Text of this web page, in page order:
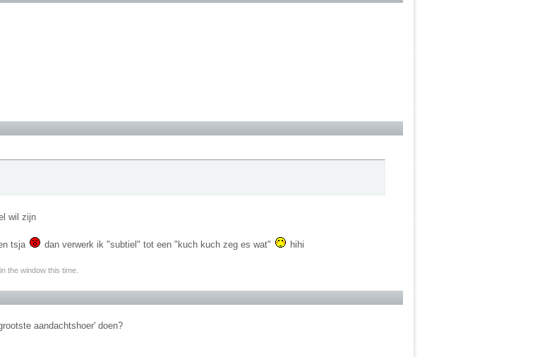
wil zijn
tsja dan verwerk ik "subtiel" tot een "kuch kuch zeg es wat"
hihi
the window this time.
aandachtshoer' doen?